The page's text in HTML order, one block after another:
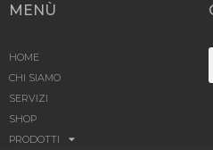
MENÙ
HOME
CHI SIAMO
SERVIZI
SHOP
PRODOTTI